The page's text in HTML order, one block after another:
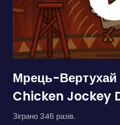
Мрець-Вертухай
Chicken Jockey
Зіграно 346 разів.